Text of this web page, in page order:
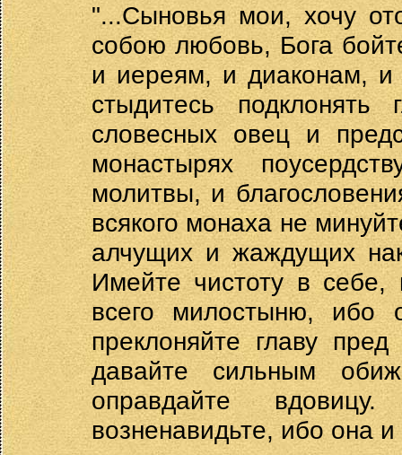
"...Сыновья мои, хочу
собою любовь, Бога
и иереям, и диаконам, и
стыдитесь
словесных овец и
монастырях
молитвы, и
всякого монаха не
алчущих и жаждущих
Имейте чистоту в
всего милостыню, ибо
преклоняйте главу
давайте сильным
оправдайте
возненавидьте, ибо она